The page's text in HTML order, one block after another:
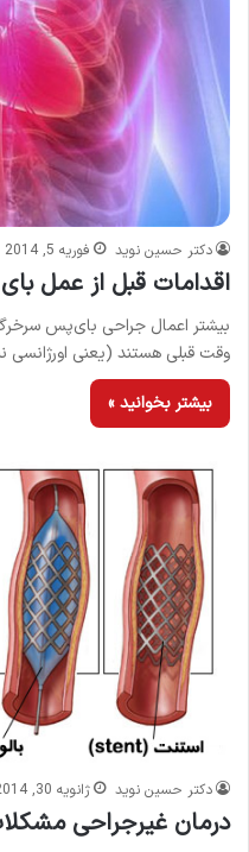
دکتر حسین نوید فوریه 5, 2014
اقدامات قبل از عمل
بیشتر اعمال جراحی بای‌پس
وقت قبلی هستند (یعنی
بیشتر بخوانید »
دکتر حسین نوید ژانویه 30, 2014
درمان غیرجراحی